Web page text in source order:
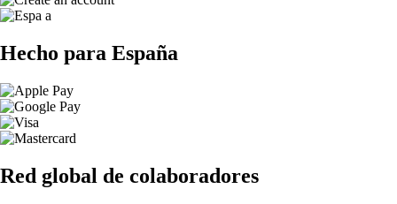
Hecho para España
Red global de colaboradores